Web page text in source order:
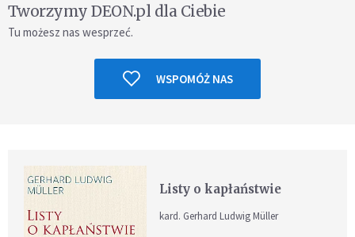
Tworzymy DEON.pl dla Ciebie
Tu możesz nas wesprzeć.
WSPOMÓŻ NAS
Listy o kapłaństwie
kard. Gerhard Ludwig Müller